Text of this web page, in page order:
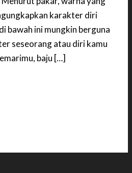
karakter diri
bawah ini mungkin berguna
seseorang atau diri kamu
baju […]